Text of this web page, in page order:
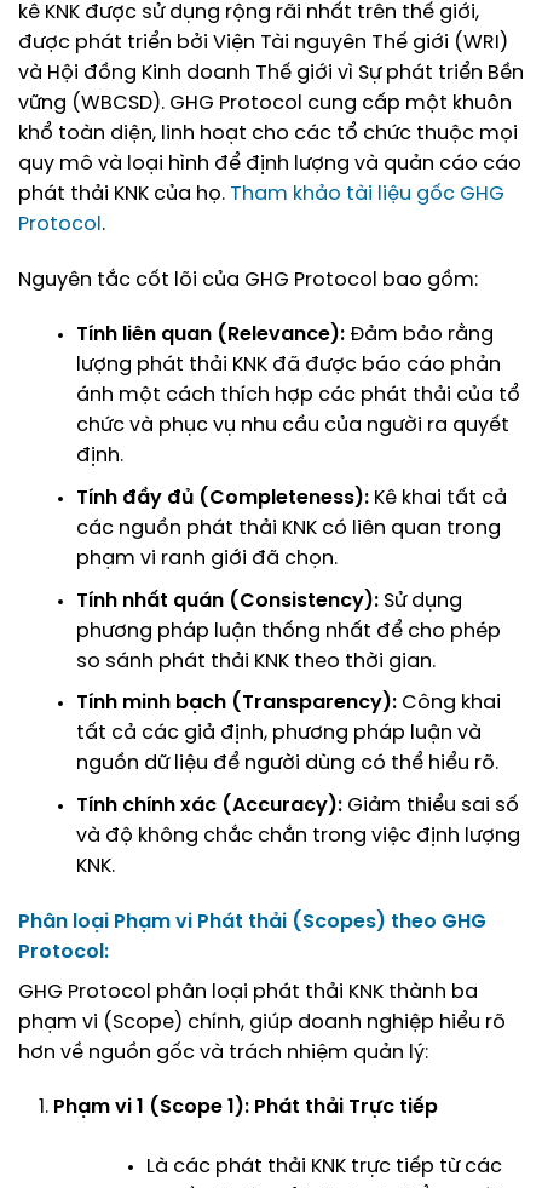
kê KNK được sử dụng rộng rãi nhất trên thế giới,
được phát triển bởi Viện Tài nguyên Thế giới (WRI)
và Hội đồng Kinh doanh Thế giới vì Sự phát triển Bền
vững (WBCSD). GHG Protocol cung cấp một khuôn
khổ toàn diện, linh hoạt cho các tổ chức thuộc mọi
quy mô và loại hình để định lượng và quản cáo cáo
phát thải KNK của họ. Tham khảo tài liệu gốc GHG
Protocol .
Nguyên tắc cốt lõi của GHG Protocol bao gồm:
Tính liên quan (Relevance): Đảm bảo rằng
lượng phát thải KNK đã được báo cáo phản
ánh một cách thích hợp các phát thải của tổ
chức và phục vụ nhu cầu của người ra quyết
định.
Tính đầy đủ (Completeness): Kê khai tất cả
các nguồn phát thải KNK có liên quan trong
phạm vi ranh giới đã chọn.
Tính nhất quán (Consistency): Sử dụng
phương pháp luận thống nhất để cho phép
so sánh phát thải KNK theo thời gian.
Tính minh bạch (Transparency): Công khai
tất cả các giả định, phương pháp luận và
nguồn dữ liệu để người dùng có thể hiểu rõ.
Tính chính xác (Accuracy): Giảm thiểu sai số
và độ không chắc chắn trong việc định lượng
KNK.
Phân loại Phạm vi Phát thải (Scopes) theo GHG
Protocol:
GHG Protocol phân loại phát thải KNK thành ba
phạm vi (Scope) chính, giúp doanh nghiệp hiểu rõ
hơn về nguồn gốc và trách nhiệm quản lý:
Phạm vi 1 (Scope 1): Phát thải Trực tiếp
Là các phát thải KNK trực tiếp từ các